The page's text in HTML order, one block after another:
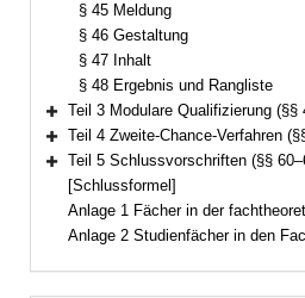
§ 45 Meldung
§ 46 Gestaltung
§ 47 Inhalt
§ 48 Ergebnis und Rangliste
Bereich erweitern
Teil 3 Modulare Qualifizierung (§§
Bereich erweitern
Teil 4 Zweite-Chance-Verfahren
Bereich erweitern
Teil 5 Schlussvorschriften (§§
[Schlussformel]
Anlage 1 Fächer in der
Anlage 2 Studienfächer in den